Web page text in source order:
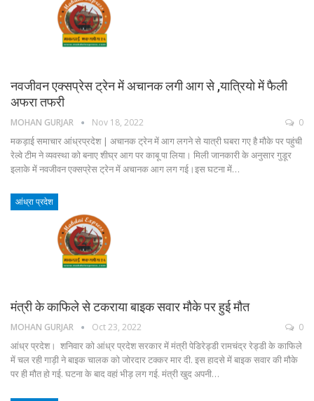
नवजीवन एक्सप्रेस ट्रेन में अचानक लगी आग से ,यात्रियो में फैली
अफरा तफरी
MOHAN GURJAR Nov 18, 2022 0
मकड़ाई समाचार आंध्रप्रदेश | अचानक ट्रेन में आग लगने से यात्री घबरा गए है मौके पर पहुंची
रेल्वे टीम ने व्यवस्था को बनाए शीघ्र आग पर काबू पा लिया। मिली जानकारी के अनुसार गुडूर
इलाके में नवजीवन एक्सप्रेस ट्रेन में अचानक आग लग गई।इस घटना में…
आंध्रा प्रदेश
मंत्री के काफिले से टकराया बाइक सवार मौके पर हुई मौत
MOHAN GURJAR Oct 23, 2022 0
आंध्र प्रदेश। शनिवार को आंध्र प्रदेश सरकार में मंत्री पेडिरेड्डी रामचंद्र रेड्डी के काफिले
में चल रही गाड़ी ने बाइक चालक को जोरदार टक्कर मार दी. इस हादसे में बाइक सवार की मौके
पर ही मौत हो गई. घटना के बाद वहां भीड़ लग गई. मंत्री खुद अपनी…